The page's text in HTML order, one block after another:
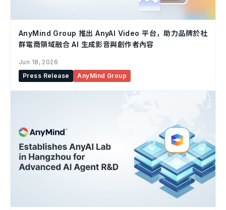
AnyMind Group 推出 AnyAI Video 平台，助力品牌於社
群電商領域融合 AI 生成影音與創作者內容
Jun 18, 2026
Press Release
AnyMind Group